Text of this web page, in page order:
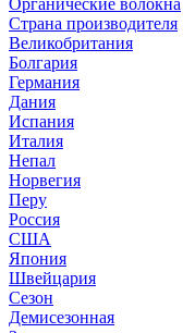
Органические волокна
Страна производителя
Великобритания
Болгария
Германия
Дания
Испания
Италия
Непал
Норвегия
Перу
Россия
США
Япония
Швейцария
Сезон
Демисезонная